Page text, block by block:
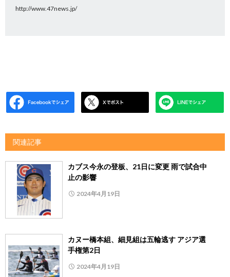
http://www.47news.jp/
関連記事
カブス今永の登板、21日に変更 雨で試合中
止の影響
2024年4月19日
カヌー橋本組、細見組は五輪逃す アジア選
手権第2日
2024年4月19日